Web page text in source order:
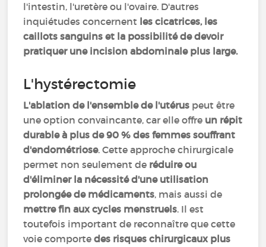
l'intestin, l'uretère ou l'ovaire. D'autres
inquiétudes concernent les cicatrices, les
caillots sanguins et la possibilité de devoir
pratiquer une incision abdominale plus large.
L'hystérectomie
L'ablation de l'ensemble de l'utérus peut être
une option convaincante, car elle offre un répit
durable à plus de 90 % des femmes souffrant
d'endométriose. Cette approche chirurgicale
permet non seulement de réduire ou
d'éliminer la nécessité d'une utilisation
prolongée de médicaments, mais aussi de
mettre fin aux cycles menstruels. Il est
toutefois important de reconnaître que cette
voie comporte des risques chirurgicaux plus